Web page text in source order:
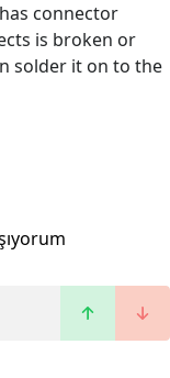
connector
is broken or
solder it on to the